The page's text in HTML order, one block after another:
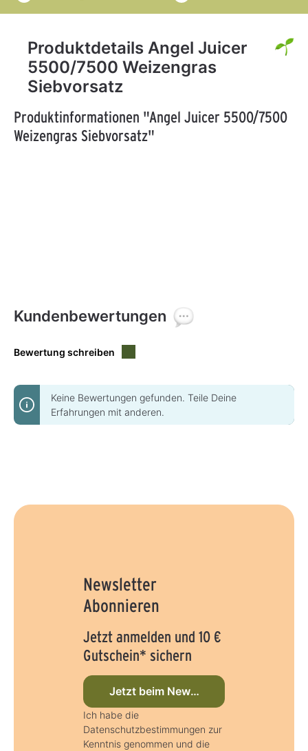
Produktdetails Angel Juicer
5500/7500 Weizengras
Siebvorsatz
Produktinformationen "Angel Juicer 5500/7500
Weizengras Siebvorsatz"
Kundenbewertungen
Bewertung schreiben
Keine Bewertungen gefunden. Teile Deine
Erfahrungen mit anderen.
Newsletter
Abonnieren
Jetzt anmelden und 10 €
Gutschein* sichern
Jetzt beim Newsletter anmelden
Ich habe die
Datenschutzbestimmungen zur
Kenntnis genommen und die